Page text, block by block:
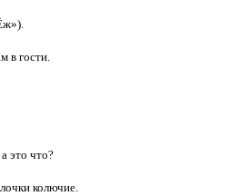
в гости.
это что?
колючие.